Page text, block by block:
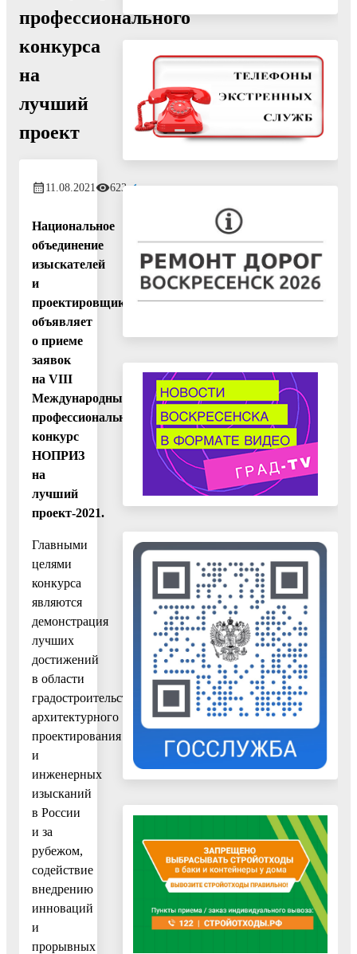
профессионального
конкурса
на
лучший
проект
11.08.2021 623
Национальное
объединение
изыскателей
и
проектировщиков
объявляет
о приеме
заявок
на VIII
Международный
профессиональный
конкурс
НОПРИЗ
на
лучший
проект-2021.
Главными
целями
конкурса
являются
демонстрация
лучших
достижений
в области
градостроительства,
архитектурного
проектирования
и
инженерных
изысканий
в России
и за
рубежом,
содействие
внедрению
инноваций
и
прорывных